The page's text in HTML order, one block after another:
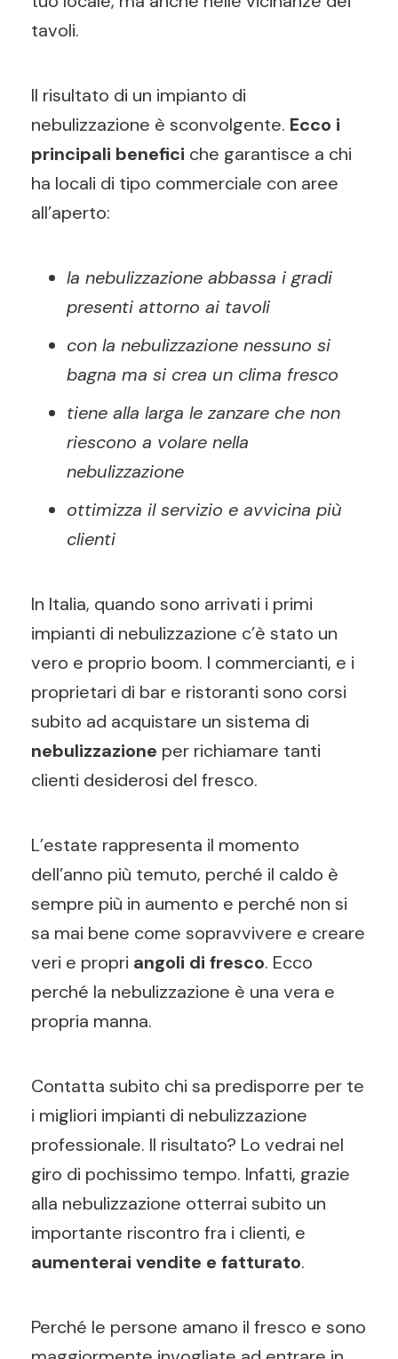
tavoli.
Il risultato di un impianto di
nebulizzazione è sconvolgente. Ecco i
principali benefici che garantisce a chi
ha locali di tipo commerciale con aree
all’aperto:
la nebulizzazione abbassa i gradi
presenti attorno ai tavoli
con la nebulizzazione nessuno si
bagna ma si crea un clima fresco
tiene alla larga le zanzare che non
riescono a volare nella
nebulizzazione
ottimizza il servizio e avvicina più
clienti
In Italia, quando sono arrivati i primi
impianti di nebulizzazione c’è stato un
vero e proprio boom. I commercianti, e i
proprietari di bar e ristoranti sono corsi
subito ad acquistare un sistema di
nebulizzazione per richiamare tanti
clienti desiderosi del fresco.
L’estate rappresenta il momento
dell’anno più temuto, perché il caldo è
sempre più in aumento e perché non si
sa mai bene come sopravvivere e creare
veri e propri angoli di fresco. Ecco
perché la nebulizzazione è una vera e
propria manna.
Contatta subito chi sa predisporre per te
i migliori impianti di nebulizzazione
professionale. Il risultato? Lo vedrai nel
giro di pochissimo tempo. Infatti, grazie
alla nebulizzazione otterrai subito un
importante riscontro fra i clienti, e
aumenterai vendite e fatturato.
Perché le persone amano il fresco e sono